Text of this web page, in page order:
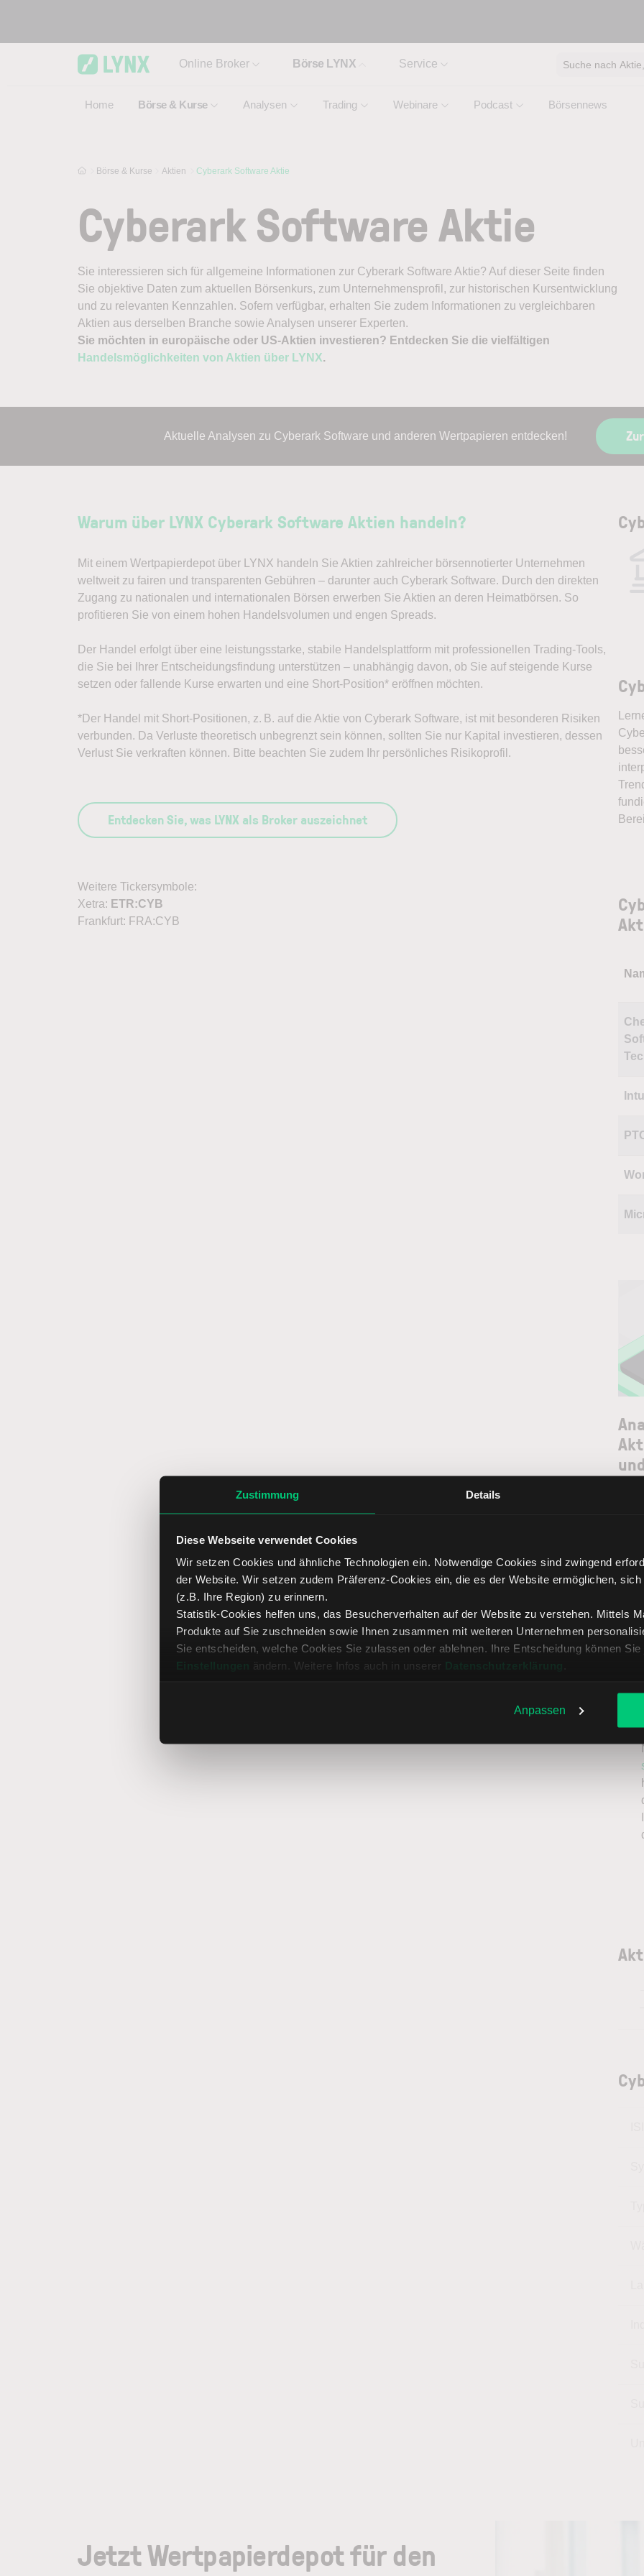
Zustimmung Details
Diese Webseite verwendet Cookies
Wir setzen Cookies und ähnliche Technologien ein. Notwendige Cookies sind zwingend
der Website. Wir setzen zudem Präferenz-Cookies ein, die es der Website ermöglichen,
(z.B. Ihre Region) zu erinnern.
Statistik-Cookies helfen uns, das Besucherverhalten auf der Website zu verstehen. Mittels
Produkte auf Sie zuschneiden sowie Ihnen zusammen mit weiteren Unternehmen
Sie entscheiden, welche Cookies Sie zulassen oder ablehnen. Ihre Entscheidung können
Einstellungen
ändern. Weitere Infos auch in unserer Datenschutzerklärung
Anpassen
Online Broker Börse LYNX
Home Börse & Kurse Analysen Trading Webinare Podcast Börsennews
Service Suche nach Aktie,
Börse & Kurse Aktien Cyberark Software Aktie
Cyberark Software Aktie
Sie interessieren sich für allgemeine Informationen zur Cyberark Software Aktie? Auf dieser Seite finden
Sie objektive Daten zum aktuellen Börsenkurs, zum Unternehmensprofil, zur historischen Kursentwicklung
und zu relevanten Kennzahlen. Sofern verfügbar, erhalten Sie zudem Informationen zu vergleichbaren
Aktien aus derselben Branche sowie Analysen unserer Experten.
Sie möchten in europäische oder US-Aktien investieren? Entdecken Sie die vielfältigen
Handelsmöglichkeiten von Aktien über LYNX.
Aktuelle Analysen zu Cyberark Software und anderen Wertpapieren entdecken!
Warum über LYNX Cyberark Software Aktien handeln?
Mit einem Wertpapierdepot über LYNX handeln Sie Aktien zahlreicher börsennotierter Unternehmen
weltweit zu fairen und transparenten Gebühren – darunter auch Cyberark Software. Durch den direkten
Zugang zu nationalen und internationalen Börsen erwerben Sie Aktien an deren Heimatbörsen. So
profitieren Sie von einem hohen Handelsvolumen und engen Spreads.
Der Handel erfolgt über eine leistungsstarke, stabile Handelsplattform mit professionellen Trading-Tools,
die Sie bei Ihrer Entscheidungsfindung unterstützen – unabhängig davon, ob Sie auf steigende Kurse
setzen oder fallende Kurse erwarten und eine Short-Position* eröffnen möchten.
*Der Handel mit Short-Positionen, z. B. auf die Aktie von Cyberark Software, ist mit besonderen Risiken
verbunden. Da Verluste theoretisch unbegrenzt sein können, sollten Sie nur Kapital investieren, dessen
Verlust Sie verkraften können. Bitte beachten Sie zudem Ihr persönliches Risikoprofil.
Entdecken Sie, was LYNX als Broker auszeichnet
Weitere Tickersymbole:
Xetra: ETR:CYB
Frankfurt: FRA:CYB
Jetzt Wertpapierdepot für den